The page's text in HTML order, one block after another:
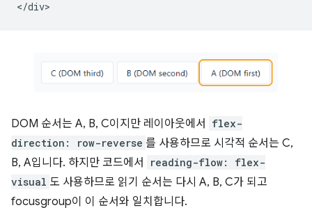
DOM 순서는 A, B, C이지만 레이아웃에서
flex-
direction: row-reverse 를 사용하므로 시각적 순서는 C,
B, A입니다. 하지만 코드에서
reading-flow: flex-
visual 도 사용하므로 읽기 순서는 다시 A, B, C가 되고
focusgroup이 이 순서와 일치합니다.